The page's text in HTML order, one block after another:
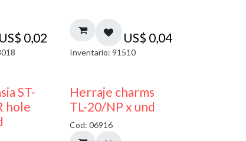
US$ 0,02 US$ 0,04
Inventario: 91510
ST-
hole
40% DESCUENTO
Herraje charms
TL-20/NP x und
Cod: 06916